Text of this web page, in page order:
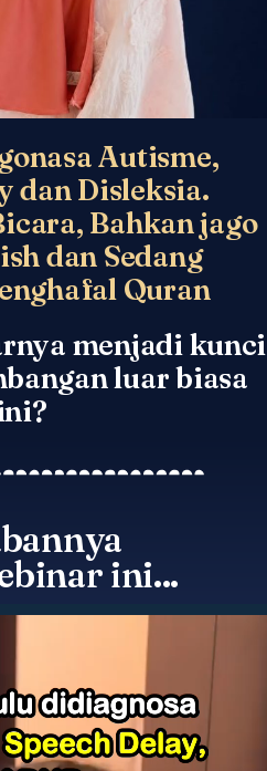
Autisme,
dan Disleksia.
Bahkan jago
dan Sedang
Quran
menjadi kunci
luar biasa
ini...